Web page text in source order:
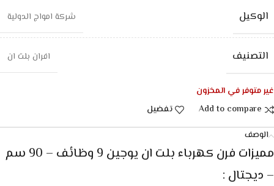
الوكيل شركة امواج الدولية
التصنيف افران بلت ان
غير متوفر في المخزون
Add to compare
تفضيل
الوصف
مميزات فرن كهرباء بلت ان يوجين 9 وظائف – 90 سم
– ديجتال :